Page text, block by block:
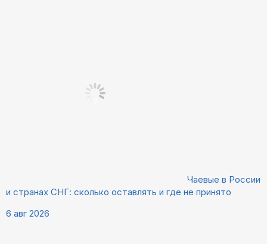
Чаевые в России
и странах СНГ: сколько оставлять и где не принято
6 авг 2026